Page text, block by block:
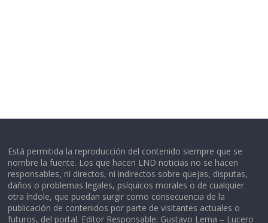
Está permitida la reproducción del contenido siempre que se
nombre la fuente. Los que hacen LND noticias no se hacen
responsables, ni directos, ni indirectos sobre quejas, disputas,
daños o problemas legales, psíquicos morales o de cualquier
otra índole, que puedan surgir como consecuencia de la
publicación de contenidos por parte de visitantes actuales o
futuros, del portal. Editor Responsable: Gustavo Lema – Lucero